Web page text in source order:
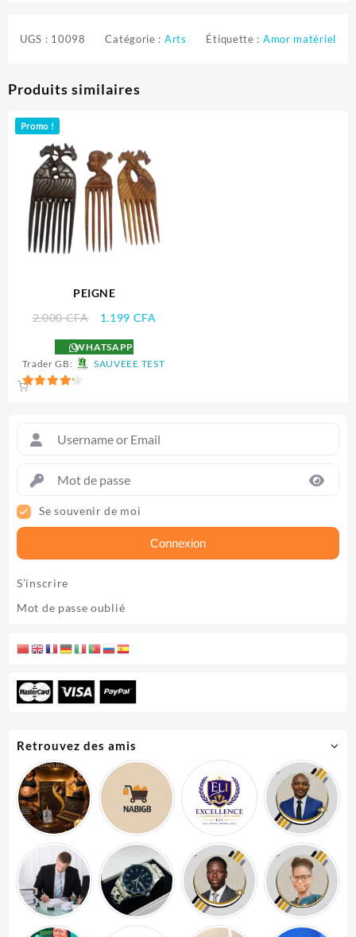
Se souvenir de moi
Connexion
S’inscrire
Mot de passe oublié
UGS : 10098 Catégorie : Arts Étiquette : Amor matériel
Produits similaires
Promo !
PEIGNE
2.000CFA
Le
initial
était :
1.199 CFA
est :
WHATSAPP
Trader GB:
SAUVEEE TEST
Retrouvez des amis